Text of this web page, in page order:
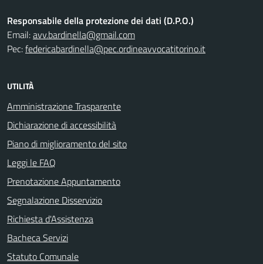
Responsabile della protezione dei dati (D.P.O.)
Email:avv.bardinella@gmail.com
Pec:federicabardinella@pec.ordineavvocatitorino.it
UTILITÀ
Amministrazione Trasparente
Dichiarazione di accessibilità
Piano di miglioramento del sito
Leggi le FAQ
Prenotazione Appuntamento
Segnalazione Disservizio
Richiesta d'Assistenza
Bacheca Servizi
Statuto Comunale